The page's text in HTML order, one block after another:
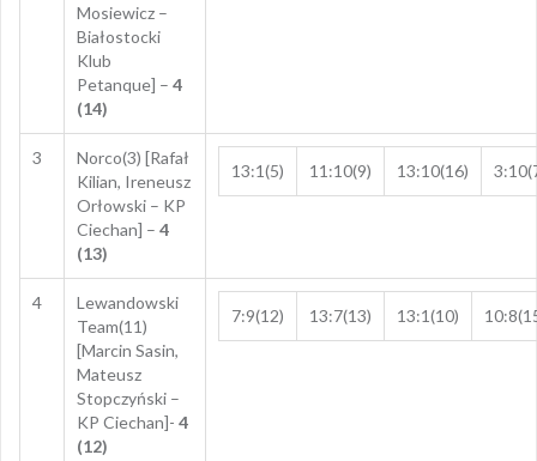
Mosiewicz –
Białostocki
Klub
Petanque] – 4
(14)
3
Norco(3) [Rafał
Kilian, Ireneusz
Orłowski – KP
Ciechan] – 4
(13)
13:1(5) 11:10(9) 13:10(16)
4
Lewandowski
Team(11)
[Marcin Sasin,
Mateusz
Stopczyński –
KP Ciechan]- 4
(12)
7:9(12) 13:7(13) 13:1(10)